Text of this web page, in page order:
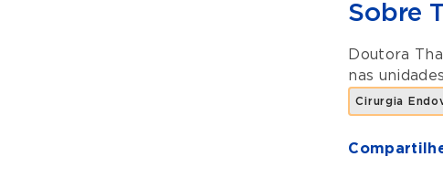
Sobre
Doutora
nas unidades
Cirurgia